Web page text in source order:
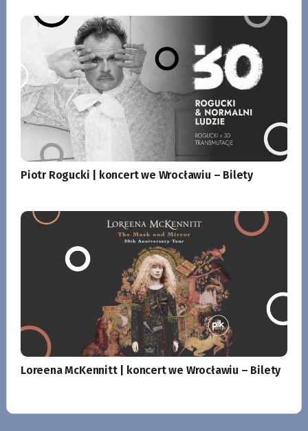
Piotr Rogucki | koncert we Wrocławiu – Bilety
Loreena McKennitt | koncert we Wrocławiu – Bilety